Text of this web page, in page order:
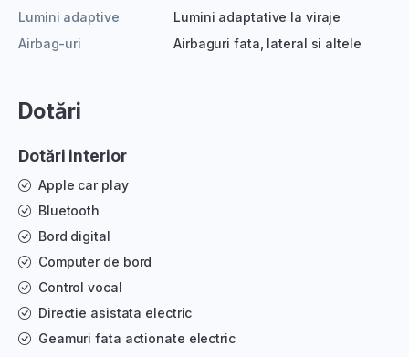
Lumini adaptive
Lumini adaptative la viraje
Airbag-uri
Airbaguri fata, lateral si altele
Dotări
Dotări interior
Apple car play
Bluetooth
Bord digital
Computer de bord
Control vocal
Directie asistata electric
Geamuri fata actionate electric